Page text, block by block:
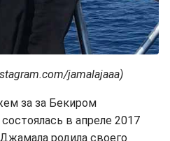
jamalajaaa)
за за Бекиром
в апреле 2017
родила своего